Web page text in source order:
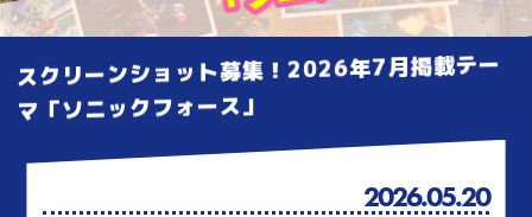
スクリーンショット募集！2026年7月掲載テー
マ「ソニックフォース」
2026.05.20